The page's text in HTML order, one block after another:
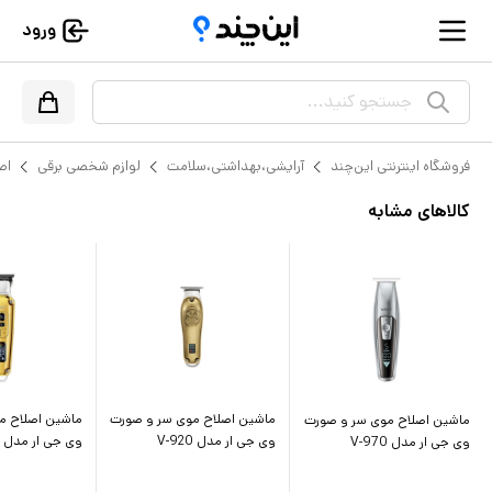
ورود
جستجو کنید...
فروشگاه اینترنتی این‌چند آرایشی،بهداشتی،سلامت لوازم شخصی برقی
کالاهای مشابه
ماشین اصلاح موی سر و صورت
وی جی ار مدل V-970
ماشین اصلاح موی سر و صورت
وی جی ار مدل V-920
ماشین
وی جی ار مدل V-931